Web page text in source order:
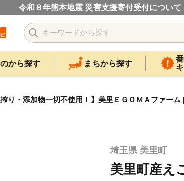
令和８年熊本地震 災害支援寄付受付について
から探す まちから探す
り・添加物一切不使用！】美里ＥＧＯＭＡファー
埼玉県 美里町
美里町産え